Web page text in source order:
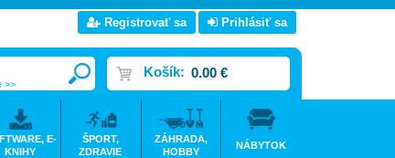
Registrovať sa Prihlásiť sa
Košík: 0.00 €
>>
E-
KNIHY
ŠPORT,
ZDRAVIE
ZÁHRADA,
HOBBY
NÁBYTOK